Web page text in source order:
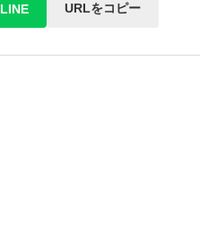
LINE URLをコピー